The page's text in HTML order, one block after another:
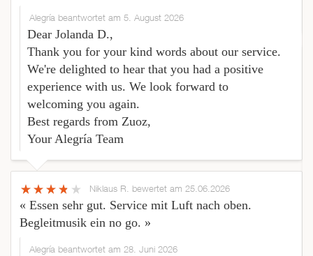
Alegría beantwortet am 5. August 2026
Dear Jolanda D.,
Thank you for your kind words about our service.
We're delighted to hear that you had a positive
experience with us. We look forward to
welcoming you again.
Best regards from Zuoz,
Your Alegría Team
Niklaus R. bewertet am 25.06.2026
« Essen sehr gut. Service mit Luft nach oben.
Begleitmusik ein no go. »
Alegría beantwortet am 28. Juni 2026